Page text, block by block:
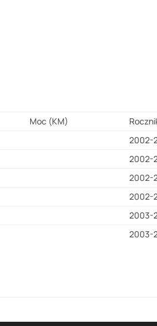
Moc (KM)
2002-
2002-
2002-
2002-
2003-
2003-